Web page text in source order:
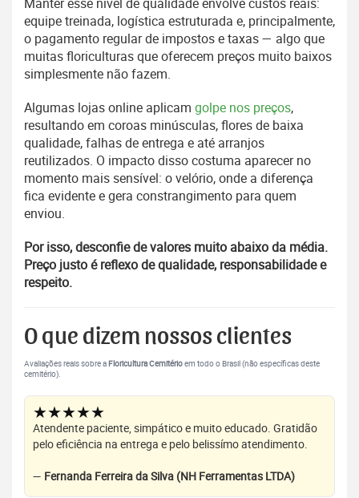
equipe treinada, logística estruturada e, principalmente,
o pagamento regular de impostos e taxas — algo que
muitas floriculturas que oferecem preços muito baixos
simplesmente não fazem.
Algumas lojas online aplicam golpe nos preços,
resultando em coroas minúsculas, flores de baixa
qualidade, falhas de entrega e até arranjos
reutilizados. O impacto disso costuma aparecer no
momento mais sensível: o velório, onde a diferença
fica evidente e gera constrangimento para quem
enviou.
Por isso, desconfie de valores muito abaixo da média.
Preço justo é reflexo de qualidade, responsabilidade e
respeito.
O que dizem nossos clientes
Avaliações reais sobre a Floricultura Cemitérioem todo o Brasil (não específicas deste
cemitério).
★★★★★
Atendente paciente, simpático e muito educado. Gratidão
pelo eficiência na entrega e pelo belissímo atendimento.
— Fernanda Ferreira da Silva (NH Ferramentas LTDA)